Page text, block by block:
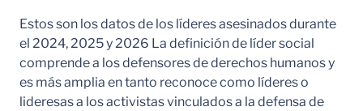
Estos son los datos de los líderes asesinados durante
el 2024, 2025 y 2026 La definición de líder social
comprende a los defensores de derechos humanos y
es más amplia en tanto reconoce como líderes o
lideresas a los activistas vinculados a la defensa de